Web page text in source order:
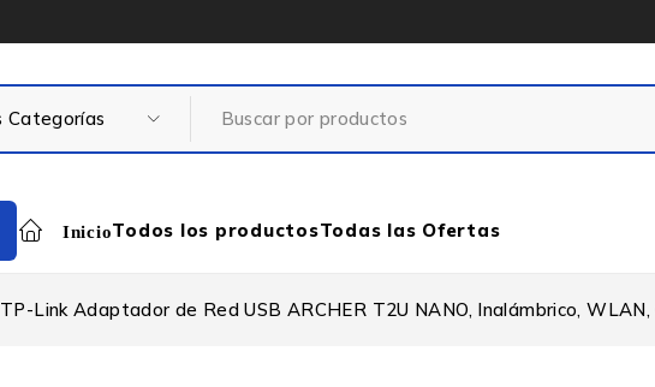
InicioTodos los productosTodas las Ofertas
TP-Link Adaptador de Red USB ARCHER T2U NANO, Inalámbrico,